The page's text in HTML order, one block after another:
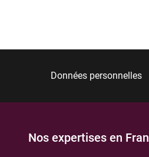
Données personnelles
Nos expertises en